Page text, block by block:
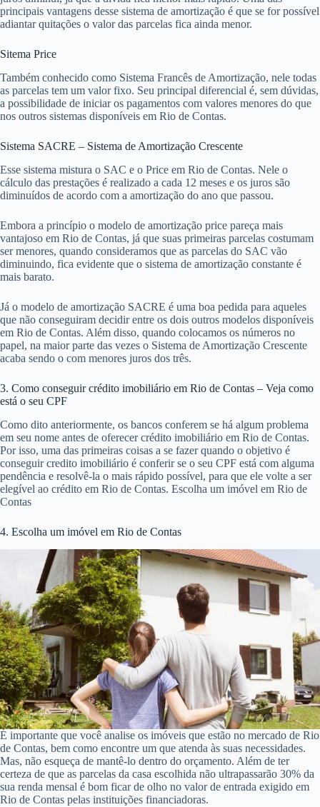
principais vantagens desse sistema de amortização é que se for possível
adiantar quitações o valor das parcelas fica ainda menor.
Sitema Price
Também conhecido como Sistema Francês de Amortização, nele todas
as parcelas tem um valor fixo. Seu principal diferencial é, sem dúvidas,
a possibilidade de iniciar os pagamentos com valores menores do que
nos outros sistemas disponíveis em Rio de Contas.
Sistema SACRE – Sistema de Amortização Crescente
Esse sistema mistura o SAC e o Price em Rio de Contas. Nele o
cálculo das prestações é realizado a cada 12 meses e os juros são
diminuídos de acordo com a amortização do ano que passou.
Embora a princípio o modelo de amortização price pareça mais
vantajoso em Rio de Contas, já que suas primeiras parcelas costumam
ser menores, quando consideramos que as parcelas do SAC vão
diminuindo, fica evidente que o sistema de amortização constante é
mais barato.
Já o modelo de amortização SACRE é uma boa pedida para aqueles
que não conseguiram decidir entre os dois outros modelos disponíveis
em Rio de Contas. Além disso, quando colocamos os números no
papel, na maior parte das vezes o Sistema de Amortização Crescente
acaba sendo o com menores juros dos três.
3. Como conseguir crédito imobiliário em Rio de Contas – Veja como
está o seu CPF
Como dito anteriormente, os bancos conferem se há algum problema
em seu nome antes de oferecer crédito imobiliário em Rio de Contas.
Por isso, uma das primeiras coisas a se fazer quando o objetivo é
conseguir credito imobiliário é conferir se o seu CPF está com alguma
pendência e resolvê-la o mais rápido possível, para que ele volte a ser
elegível ao crédito em Rio de Contas. Escolha um imóvel em Rio de
Contas
4. Escolha um imóvel em Rio de Contas
É importante que você analise os imóveis que estão no mercado de Rio
de Contas, bem como encontre um que atenda às suas necessidades.
Mas, não esqueça de mantê-lo dentro do orçamento. Além de ter
certeza de que as parcelas da casa escolhida não ultrapassarão 30% da
sua renda mensal é bom ficar de olho no valor de entrada exigido em
Rio de Contas pelas instituições financiadoras.